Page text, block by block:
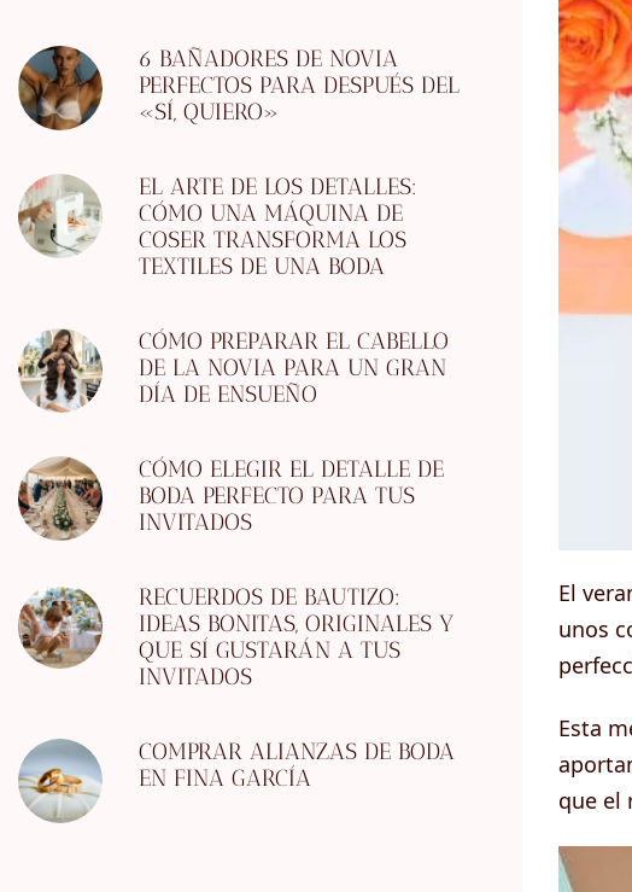
El
unos
Esta
que el
6 BAÑADORES DE NOVIA
PERFECTOS PARA DESPUÉS DEL
«SÍ, QUIERO»
EL ARTE DE LOS DETALLES:
CÓMO UNA MÁQUINA DE
COSER TRANSFORMA LOS
TEXTILES DE UNA BODA
CÓMO PREPARAR EL CABELLO
DE LA NOVIA PARA UN GRAN
DÍA DE ENSUEÑO
CÓMO ELEGIR EL DETALLE DE
BODA PERFECTO PARA TUS
INVITADOS
RECUERDOS DE BAUTIZO:
IDEAS BONITAS, ORIGINALES Y
QUE SÍ GUSTARÁN A TUS
INVITADOS
COMPRAR ALIANZAS DE BODA
EN FINA GARCÍA